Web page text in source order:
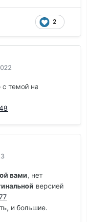
2
темой на
вами, нет
версией
и большие.